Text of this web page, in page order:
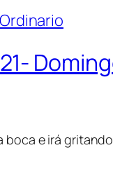
e irá